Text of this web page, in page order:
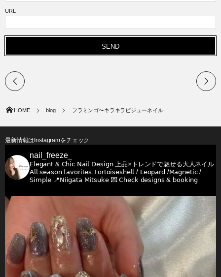
URL
HOME blog フラミンゴ〜キラキラビジューネイル
最新情報はInstagramをチェック
nail_freeze_
𝖤𝗅𝖾𝗀𝖺𝗇𝗍 & 𝖢𝗁𝗂𝖼 𝖭𝖺𝗂𝗅 𝖣𝖾𝗌𝗂𝗀𝗇上品×トレンドで魅せる大人ネイル
𝖠𝗅𝗅 𝗌𝖾𝖺𝗌𝗈𝗇 𝖿𝖺𝗏𝗈𝗋𝗂𝗍𝖾𝗌:𝖳𝗈𝗋𝗍𝗈𝗂𝗌𝖾𝗌𝗁𝖾𝗅𝗅 / 𝖫𝖾𝗈𝗉𝖺𝗋𝖽 /𝖬𝖺𝗀𝗇𝖾𝗍𝗂𝖼 /
𝖲𝗂𝗆𝗉𝗅𝖾 📍𝖭𝗂𝗂𝗀𝖺𝗍𝖺 𝖬𝗂𝗍𝗌𝗎𝗄𝖾💌 𝖢𝗁𝖾𝖼𝗄 𝖽𝖾𝗌𝗂𝗀𝗇𝗌 & 𝖻𝗈𝗈𝗄𝗂𝗇𝗀